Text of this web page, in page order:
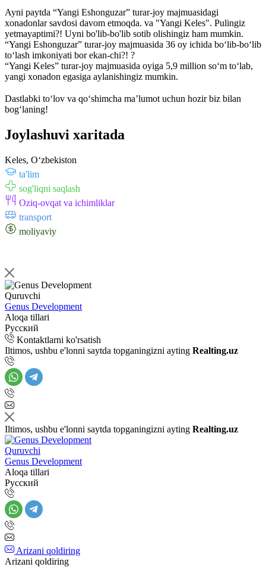
Ayni paytda “Yangi Eshonguzar” turar-joy majmuasidagi
xonadonlar savdosi davom etmoqda. va "Yangi Keles". Pulingiz
yetmayaptimi?! Uyni bo'lib-bo'lib sotib olishingiz ham mumkin.
“Yangi Eshonguzar” turar-joy majmuasida 36 oy ichida bo‘lib-bo‘lib
to‘lash imkoniyati bor ekan-chi?! ?
“Yangi Keles” turar-joy majmuasida oyiga 5,9 million so‘m to‘lab,
yangi xonadon egasiga aylanishingiz mumkin.
Dastlabki toʻlov va qoʻshimcha maʼlumot uchun hozir biz bilan
bogʻlaning!
Joylashuvi xaritada
Keles, Oʻzbekiston
ta'lim
sog'liqni saqlash
Oziq-ovqat va ichimliklar
transport
moliyaviy
Quruvchi
Genus Development
Aloqa tillari
Русский
Kontaktlarni ko'rsatish
Iltimos, ushbu e'lonni saytda topganingizni ayting Realting.uz
Iltimos, ushbu e'lonni saytda topganingizni ayting Realting.uz
Quruvchi
Genus Development
Aloqa tillari
Русский
Arizani qoldiring
Arizani qoldiring